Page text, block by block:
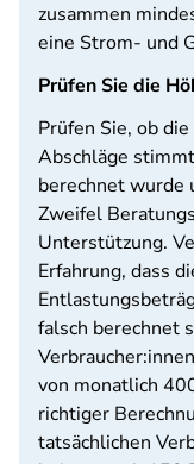
zusammen
eine Strom- und
Prüfen Sie die
Prüfen Sie, ob
Abschläge
berechnet wurde
Zweifel
Unterstützung.
Erfahrung, dass
falsch berechnet
von monatlich
richtiger
tatsächlichen